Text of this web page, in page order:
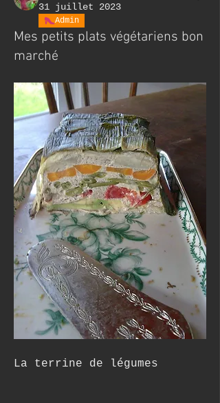
31 juillet 2023
Admin
Mes petits plats végétariens bon
marché
La terrine de légumes